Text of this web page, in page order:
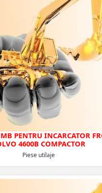
PENTRU INCARCATOR
4600B COMPACTOR
Piese utilaje